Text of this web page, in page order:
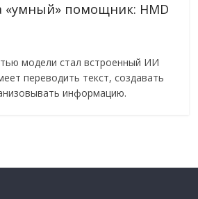
«умный» помощник: HMD
модели стал встроенный ИИ
переводить текст, создавать
информацию.